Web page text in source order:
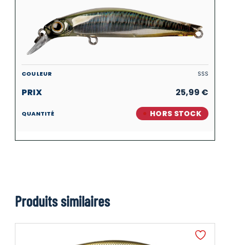
SSS
25,99 €
HORS STOCK
Produits similaires